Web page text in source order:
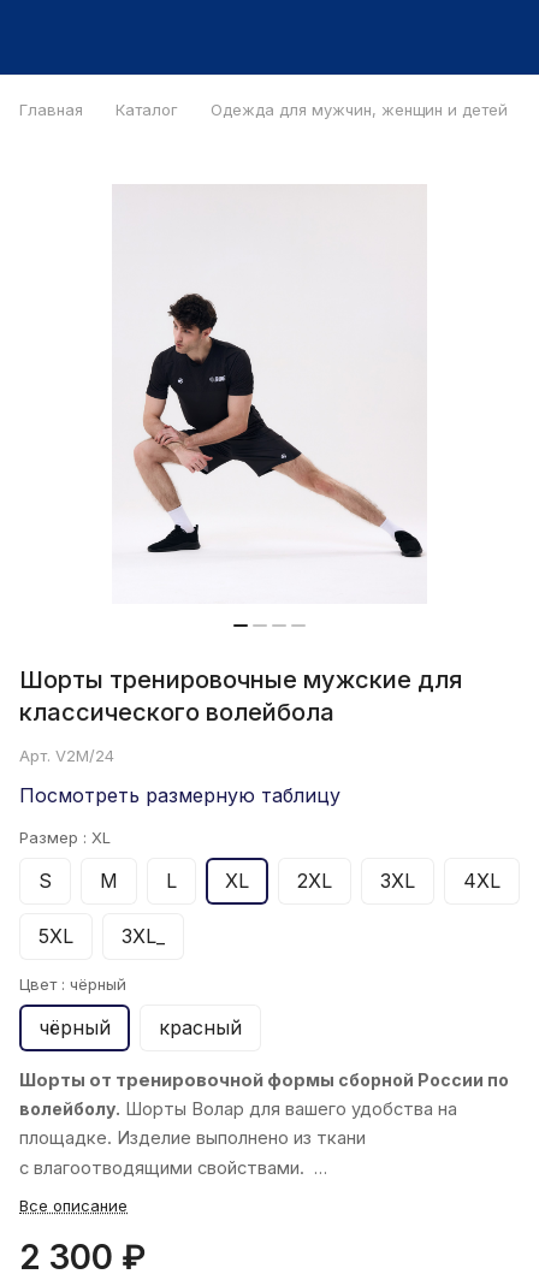
Главная Каталог Одежда для мужчин, женщин и детей
Шорты тренировочные мужские для
классического волейбола
Арт. V2M/24
Посмотреть размерную таблицу
Размер : XL
S M L XL 2XL 3XL 4XL
5XL 3XL_
Цвет : чёрный
чёрный красный
Шорты от тренировочной формы сборной России по
волейболу. Шорты Волар для вашего удобства на
площадке. Изделие выполнено из ткани
с влагоотводящими свойствами.
Все описание
2 300 ₽